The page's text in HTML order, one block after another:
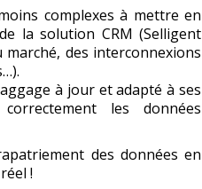
complexes à mettre en
la solution CRM (Selligent
marché, des interconnexions
à jour et adapté à ses
les données
des données en
!